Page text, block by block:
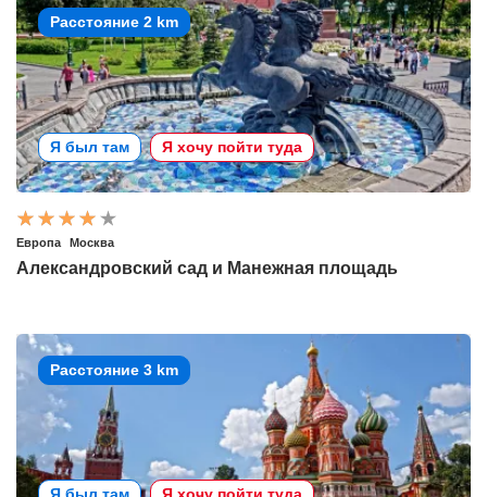
Расстояние 2 km
Я был там Я хочу пойти туда
Европа Москва
Александровский сад и Манежная площадь
Расстояние 3 km